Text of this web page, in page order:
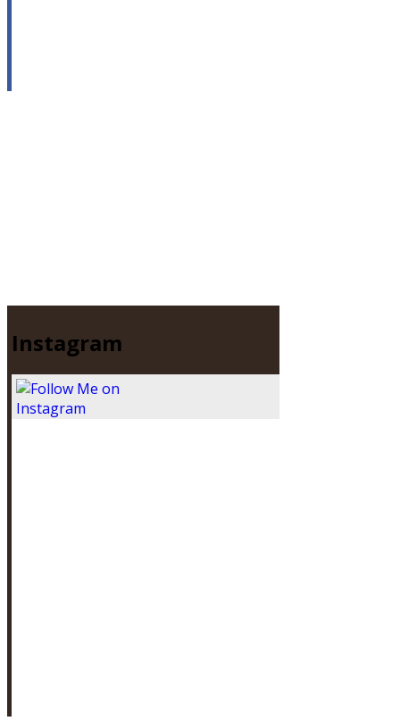
Instagram